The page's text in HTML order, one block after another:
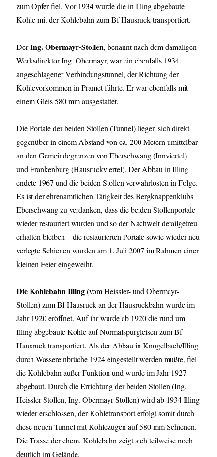
zum Opfer fiel. Vor 1934 wurde die in Illing abgebaute
Kohle mit der Kohlebahn zum Bf Hausruck transportiert.
DerIng. Obermayr-Stollen, benannt nach dem damaligen
Werksdirektor Ing. Obermayr, war ein ebenfalls 1934
angeschlagener Verbindungstunnel, der Richtung der
Kohlevorkommen in Pramet führte. Er war ebenfalls mit
einem Gleis 580 mm ausgestattet.
Die Portale der beiden Stollen (Tunnel) liegen sich direkt
gegenüber in einem Abstand von ca. 200 Metern umittelbar
an den Gemeindegrenzen von Eberschwang (Innviertel)
und Frankenburg (Hausruckviertel). Der Abbau in Illing
endete 1967 und die beiden Stollen verwahrlosten in Folge.
Es ist der ehrenamtlichen Tätigkeit des Bergknappenklubs
Eberschwang zu verdanken, dass die beiden Stollenportale
wieder restauriert wurden und so der Nachwelt detailgetreu
erhalten bleiben – die restaurierten Portale sowie wieder neu
verlegte Schienen wurden am 1. Juli 2007 im Rahmen einer
kleinen Feier eingeweiht.
Die Kohlebahn Illing(vom Heissler- und Obermayr-
Stollen) zum Bf Hausruck an der Hausruckbahn wurde im
Jahr 1920 eröffnet. Auf ihr wurde ab 1920 die rund um
Illing abgebaute Kohle auf Normalspurgleisen zum Bf
Hausruck transportiert. Als der Abbau in Knogelbach/Illing
durch Wassereinbrüche 1924 eingestellt werden mußte, fiel
die Kohlebahn außer Funktion und wurde im Jahr 1927
abgebaut. Durch die Errichtung der beiden Stollen (Ing.
Heissler-Stollen, Ing. Obermayr-Stollen) wird ab 1934 Illing
wieder erschlossen, der Kohletransport erfolgt somit durch
diese neuen Tunnel mit Kohlezügen auf 580 mm Schienen.
Die Trasse der ehem. Kohlebahn zeigt sich teilweise noch
deutlich im Gelände.